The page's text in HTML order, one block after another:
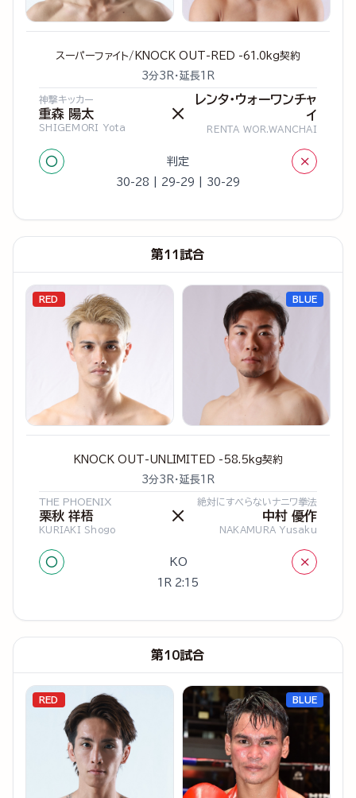
スーパーファイト/KNOCK OUT-RED -61.0kg契約
3分3R・延長1R
神撃キッカー
重森 陽太
SHIGEMORI Yota
×
レンタ・ウォーワンチャ
イ
RENTA WOR.WANCHAI
○ 判定 ×
30-28 | 29-29 | 30-29
第11試合
RED
KNOCK OUT-UNLIMITED -58.5kg契約
3分3R・延長1R
THE PHOENIX
栗秋 祥梧
KURIAKI Shogo
×
絶対にすべらないナニワ拳法
中村 優作
NAKAMURA Yusaku
○ KO ×
1R 2:15
BLUE
第10試合
RED BLUE